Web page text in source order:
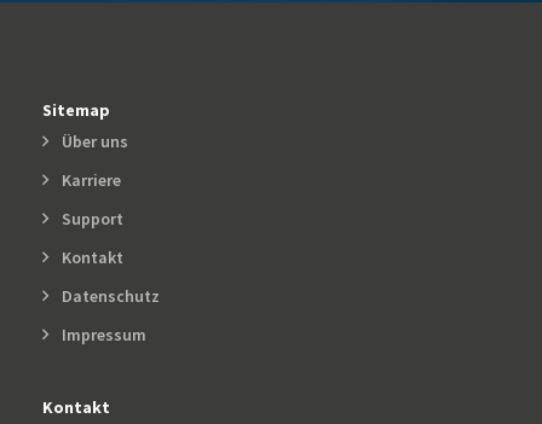
Sitemap
Über uns
Karriere
Support
Kontakt
Datenschutz
Impressum
Kontakt